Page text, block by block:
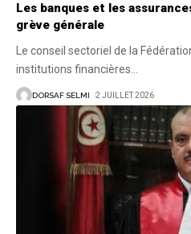
Les banques et les
grève générale
Le conseil sectoriel de la
institutions financières…
DORSAF SELMI 2 JUILLET 2026